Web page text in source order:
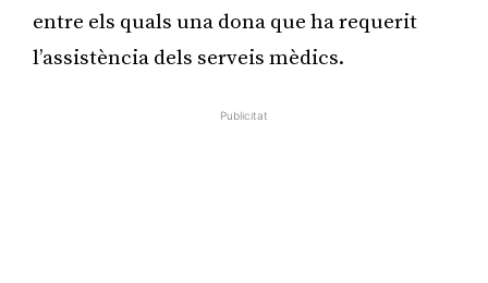
entre els quals una dona que ha requerit
l’assistència dels serveis mèdics.
Publicitat